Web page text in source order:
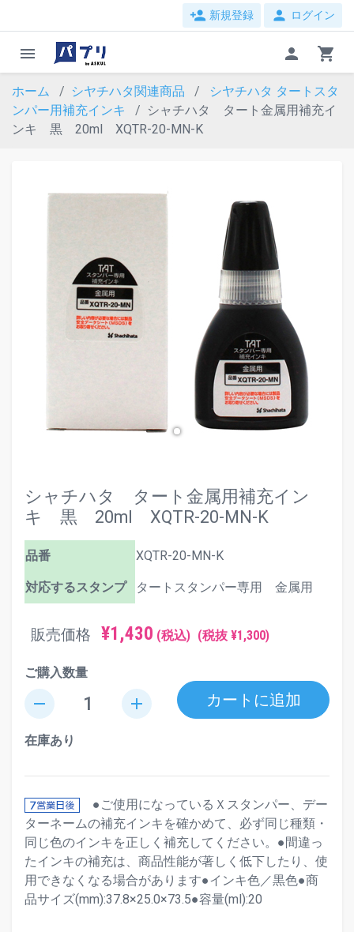
person_add 新規登録 person ログイン
menu person shopping_cart
ホーム シヤチハタ関連商品
シヤチハタ タートスタ
ンパー用補充インキ
シャチハタ タート金属用補充イ
ンキ 黒 20ml XQTR-20-MN-K
シャチハタ タート金属用補充イン
キ 黒 20ml XQTR-20-MN-K
品番 XQTR-20-MN-K
対応するスタンプ タートスタンパー専用 金属用
販売価格 ¥1,430 (税込) (税抜 ¥1,300)
ご購入数量
remove add カートに追加
在庫あり
●ご使用になっているＸスタンパー、デー
ターネームの補充インキを確かめて、必ず同じ種類・
同じ色のインキを正しく補充してください。●間違っ
たインキの補充は、商品性能が著しく低下したり、使
用できなくなる場合があります●インキ色／黒色●商
品サイズ(mm):37.8×25.0×73.5●容量(ml):20